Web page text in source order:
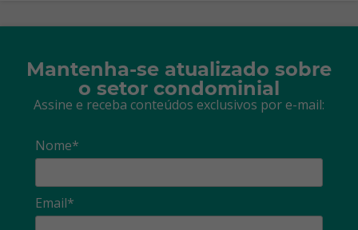
Mantenha-se atualizado sobre
o setor condominial
Assine e receba conteúdos exclusivos por e-mail:
Nome*
Email*